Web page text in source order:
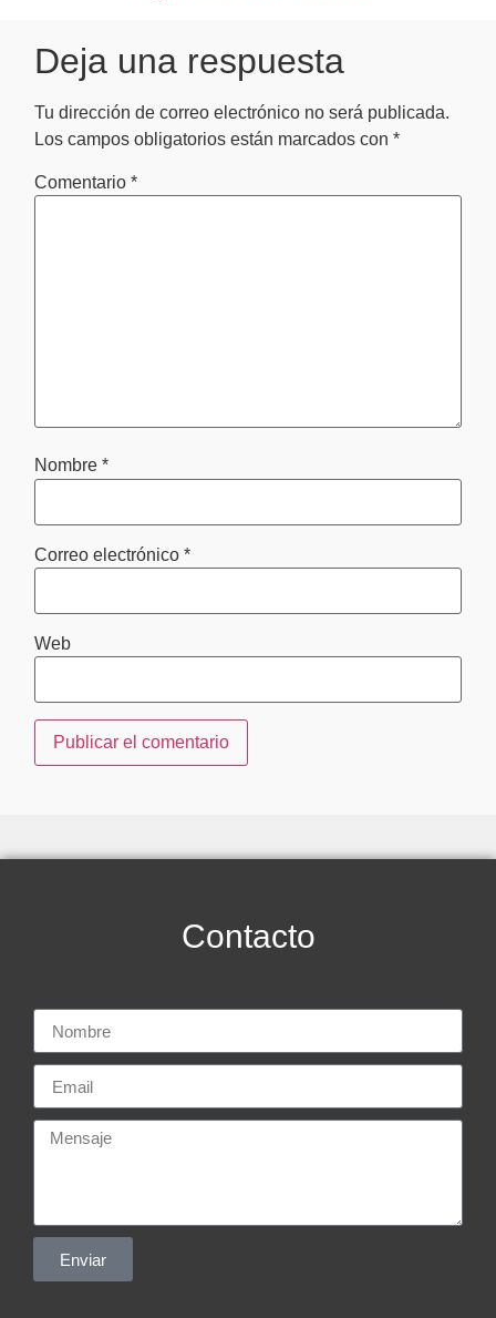
Deja una respuesta
Tu dirección de correo electrónico no será publicada.
Los campos obligatorios están marcados con*
Comentario*
Nombre*
Correo electrónico*
Web
Contacto
Enviar